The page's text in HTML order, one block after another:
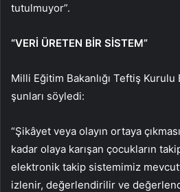
tutulmuyor”.
“VERİ ÜRETEN BİR SİSTEM”
Milli Eğitim Bakanlığı Teftiş Kurulu
şunları söyledi:
“Şikâyet veya olayın ortaya
kadar olaya karışan çocukların
elektronik takip sistemimiz
izlenir, değerlendirilir ve